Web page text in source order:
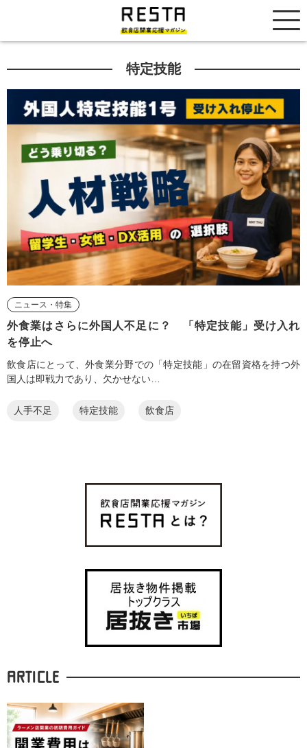
居抜き売却市場
特定技能
ニュース・特集
外食業はさらに外国人不足に？ 「特定技能」受け入れ
を停止へ
飲食店にとって、外食業分野での「特定技能」の在留資格を持つ外
国人は即戦力であり、欠かせない…
人手不足 特定技能 飲食店
ARTICLE